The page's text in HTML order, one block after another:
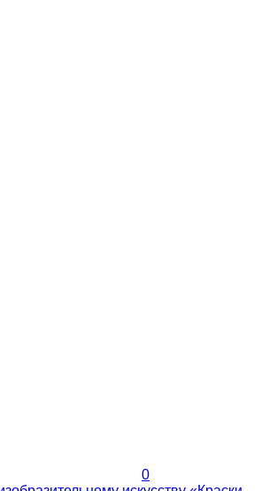
0